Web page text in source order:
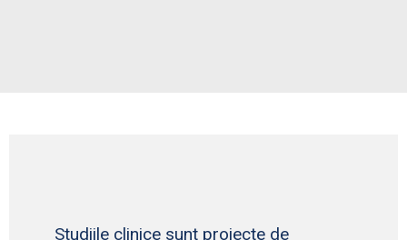
Studiile clinice sunt proiecte de